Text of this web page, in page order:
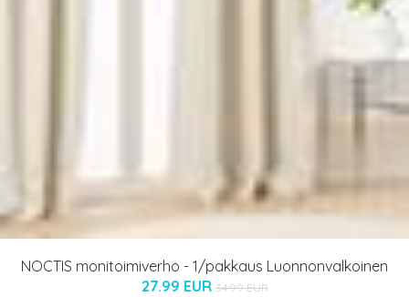
NOCTIS monitoimiverho - 1/pakkaus Luonnonvalkoinen
27.99 EUR 34.99 EUR